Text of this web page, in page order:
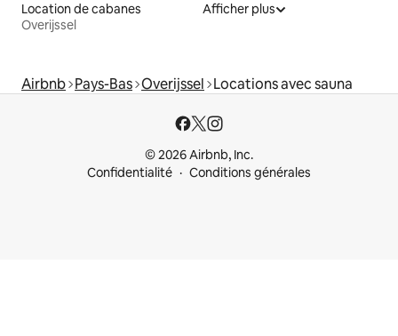
Location de cabanes
Overijssel
Afficher plus
Airbnb Pays-Bas Overijssel Locations avec sauna
© 2026 Airbnb, Inc.
Confidentialité
Conditions générales